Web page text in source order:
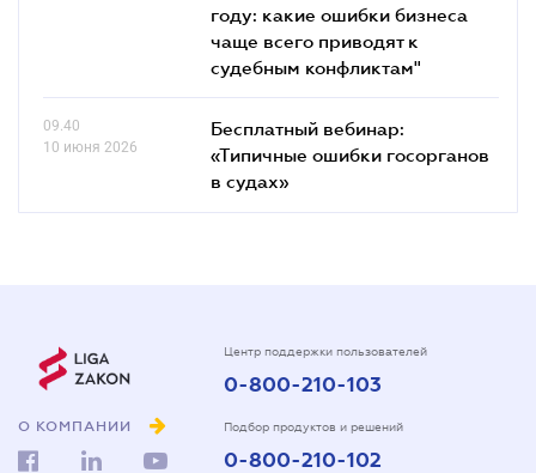
году: какие ошибки бизнеса
чаще всего приводят к
судебным конфликтам"
09.40
10 июня 2026
Бесплатный вебинар:
«Типичные ошибки госорганов
в судах»
О КОМПАНИИ
Центр поддержки пользователей
0-800-210-103
Подбор продуктов и решений
0-800-210-102